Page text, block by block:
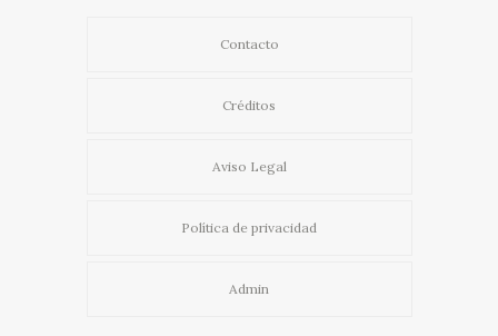
Contacto
Créditos
Aviso Legal
Política de privacidad
Admin